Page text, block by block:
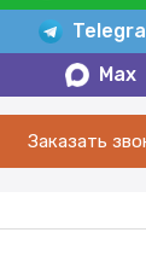
Max
Заказать